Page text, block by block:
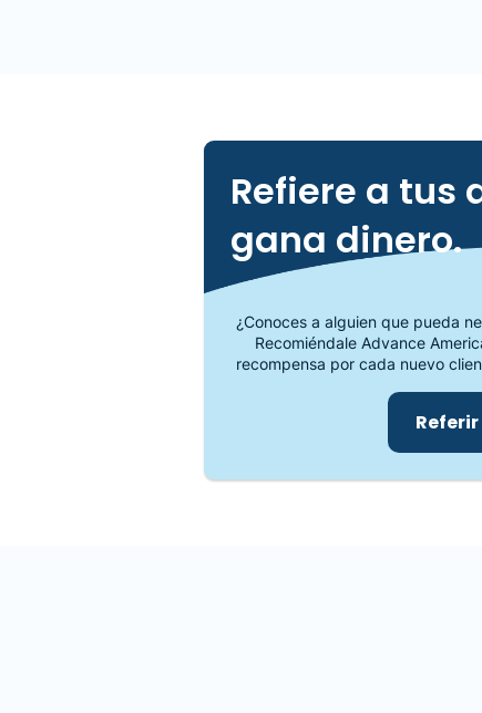
Refiere a tus
gana dinero.
¿Conoces a alguien que pueda
Recomiéndale Advance
recompensa por cada nuevo
Referir